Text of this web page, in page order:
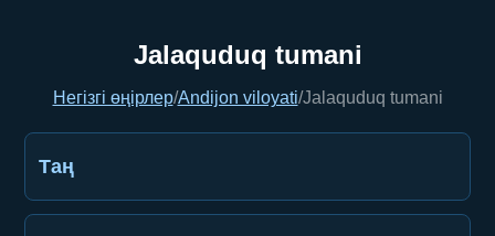
Jalaquduq tumani
Негізгі өңірлер/Andijon viloyati/Jalaquduq tumani
Таң